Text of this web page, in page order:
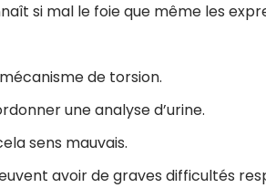
si mal le foie que même les
de torsion.
une analyse d’urine.
sens mauvais.
avoir de graves difficultés